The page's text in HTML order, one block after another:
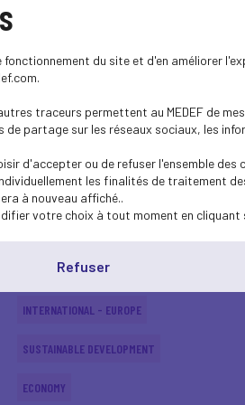
INTERNATIONAL - EUROPE
INTERNATIONAL - EUROPE
SOCIAL
INTERNATIONAL - EUROPE
INTERNATIONAL - EUROPE
SUSTAINABLE DEVELOPMENT
ECONOMY
fonctionnement du site et d'en améliorer
traceurs permettent au MEDEF de
de partage sur les réseaux sociaux, les
d'accepter ou de refuser l'ensemble
les finalités de traitement
à nouveau affiché..
votre choix à tout moment en cliquant
Refuser